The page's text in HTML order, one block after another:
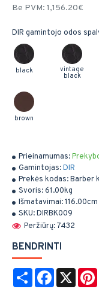
Prieinamumas:
Gamintojas:DIR
Prekės kodas:Barber
Svoris:61.00kg
Išmatavimai:
SKU:DIRBK009
Peržiūrų: 7432
Be PVM: 1,156.20€
DIR gamintojo odos
black vintage
black
brown
BENDRINTI
Share Facebook
X